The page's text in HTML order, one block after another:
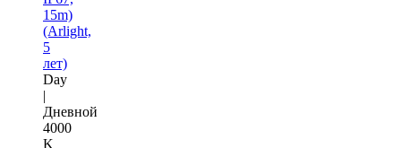
15m)
(Arlight,
5
лет)
Day
|
Дневной
4000
K